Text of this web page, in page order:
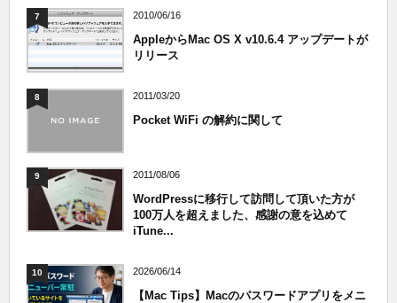
7 2010/06/16
AppleからMac OS X v10.6.4 アップデートが
リリース
8 2011/03/20
Pocket WiFi の解約に関して
9 2011/08/06
WordPressに移行して訪問して頂いた方が
100万人を超えました、感謝の意を込めて
iTune...
10 2026/06/14
【Mac Tips】Macのパスワードアプリをメニ